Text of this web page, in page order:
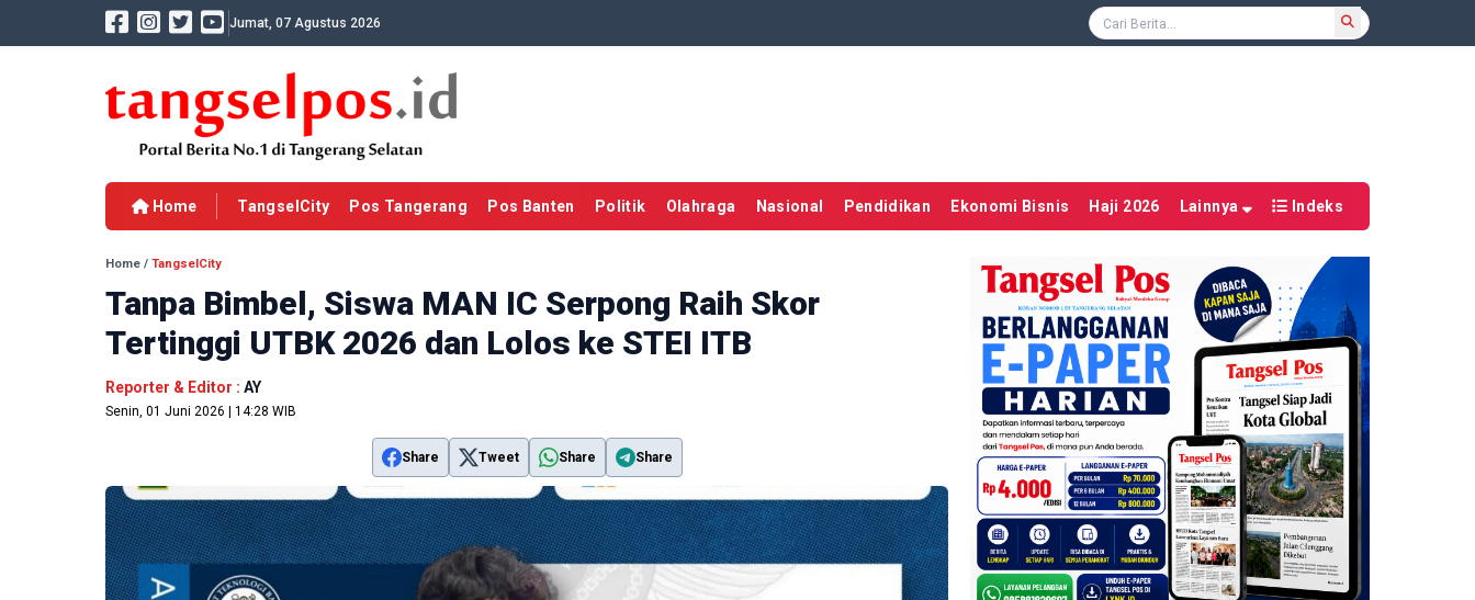
Jumat, 07 Agustus 2026
Home TangselCity Pos Tangerang Pos Banten Politik Olahraga Nasional Pendidikan Ekonomi Bisnis Haji 2026 Lainnya Indeks
Home / TangselCity
Tanpa Bimbel, Siswa MAN IC Serpong Raih Skor
Tertinggi UTBK 2026 dan Lolos ke STEI ITB
Reporter & Editor : AY
Senin, 01 Juni 2026 | 14:28 WIB
Share Tweet Share Share